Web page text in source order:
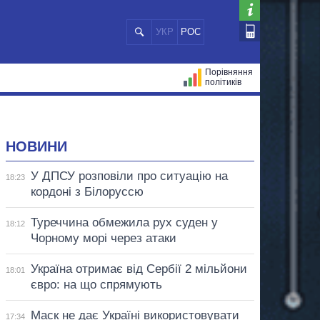
УКР РОС
Порівняння
політиків
НОВИНИ
18:23
У ДПСУ розповіли про ситуацію на
кордоні з Білоруссю
18:12
Туреччина обмежила рух суден у
Чорному морі через атаки
18:01
Україна отримає від Сербії 2 мільйони
євро: на що спрямують
17:34
Маск не дає Україні використовувати